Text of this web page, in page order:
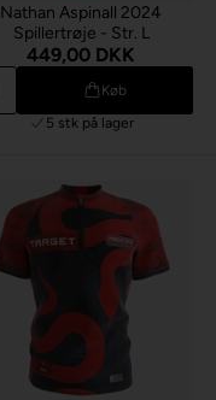
Nathan Aspinall 2024
Spillertrøje - Str. L
449,00 DKK
Køb
5 stk på lager